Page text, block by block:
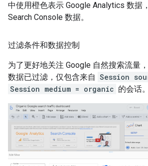
中使用橙色表示 Google Analytics 数据
Search Console 数据。
过滤条件和数据控制
为了更好地关注 Google 自然搜索流量
数据已过滤，仅包含来自 Session
Session medium = organic 的会话。